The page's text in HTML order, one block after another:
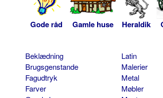
Gode råd Gamle huse Heraldik
Beklædning
Brugsgenstande
Fagudtryk
Farver
Latin
Malerier
Metal
Møbler